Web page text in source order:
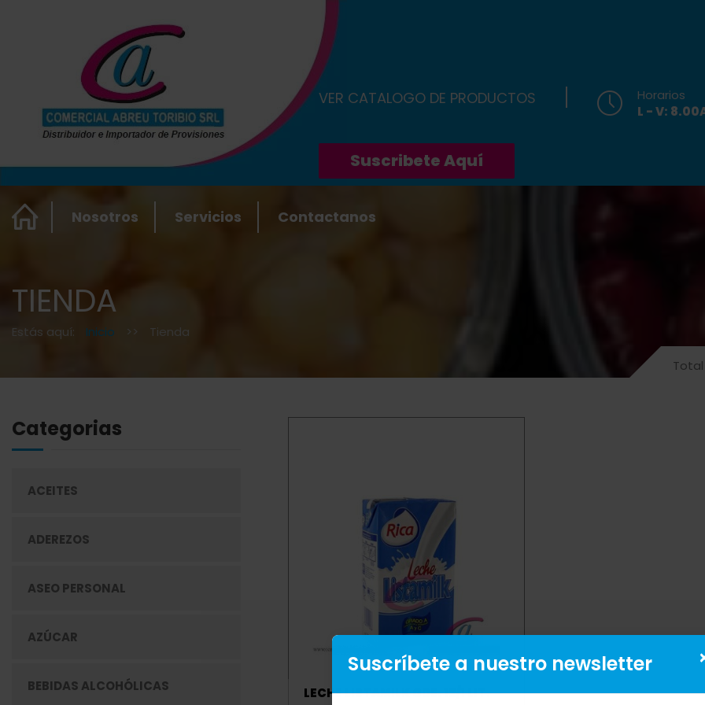
VER CATALOGO DE PRODUCTOS
Horarios
L - V:
Suscribete Aquí
Nosotros Servicios Contactanos
TIENDA
Estás aquí: Inicio >> Tienda
LECHE LISTAMILK GDE. 12/1 LIT.
Categorias
ACEITES
ADEREZOS
ASEO PERSONAL
AZÚCAR
BEBIDAS ALCOHÓLICAS
Suscríbete a nuestro newsletter